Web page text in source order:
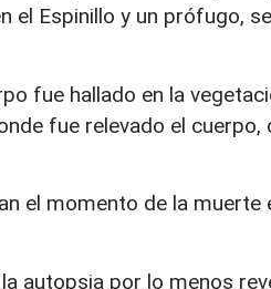
el Espinillo y un prófugo,
fue hallado en la
fue relevado el
el momento de la
autopsia por lo menos